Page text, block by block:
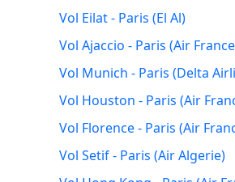
Vol Eilat - Paris (El Al)
Vol Ajaccio - Paris (Air
Vol Munich - Paris (Delta
Vol Houston - Paris (Air
Vol Florence - Paris (Air
Vol Setif - Paris (Air Algerie)